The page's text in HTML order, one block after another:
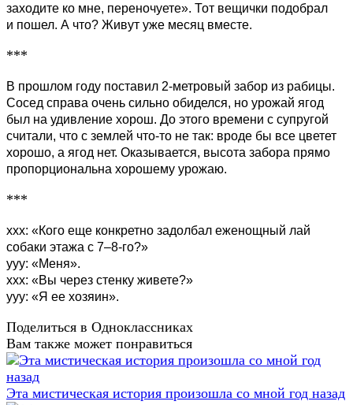
заходите ко мне, переночуете». Тот вещички подобрал
и пошел. А что? Живут уже месяц вместе.
***
В прошлом году поставил 2-метровый забор из рабицы.
Сосед справа очень сильно обиделся, но урожай ягод
был на удивление хорош. До этого времени с супругой
считали, что с землей что-то не так: вроде бы все цветет
хорошо, а ягод нет. Оказывается, высота забора прямо
пропорциональна хорошему урожаю.
***
xxx: «Кого еще конкретно задолбал еженощный лай
собаки этажа с 7–8-го?»
yyy: «Меня».
xxx: «Вы через стенку живете?»
yyy: «Я ее хозяин».
Поделиться в Одноклассниках
Вам также может понравиться
Эта мистическая история произошла со мной год назад